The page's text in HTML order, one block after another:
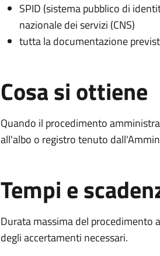
SPID (sistema pubblico di
nazionale dei servizi (CNS)
tutta la documentazione
Cosa si ottiene
Quando il procedimento
all'albo o registro tenuto
Tempi e
Durata massima del
degli accertamenti necessari.